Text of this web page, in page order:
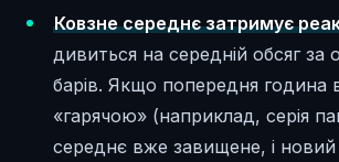
Ковзне середнє затримує
дивиться на середній обсяг за
барів. Якщо попередня година
«гарячою» (наприклад, серія
середнє вже завищене, і новий